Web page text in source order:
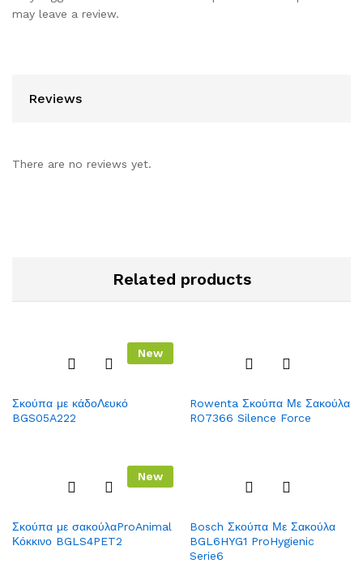
may leave a review.
Reviews
There are no reviews yet.
Related products
New
to
Σκούπα με κάδοΛευκό
BGS05A222
to
Wish
Rowenta Σκούπα Με Σακούλα
RO7366 Silence Force
New
to
Wish
Σκούπα με σακούλαProAnimal
Κόκκινο BGLS4PET2
to
Wish
Bosch Σκούπα Με Σακούλα
BGL6HYG1 ProHygienic
Serie6